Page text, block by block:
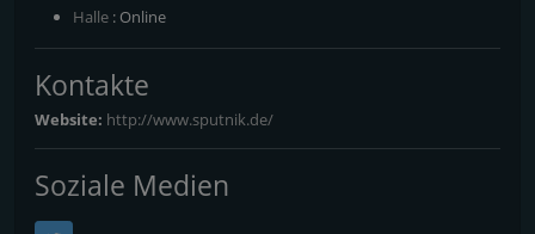
Halle : Online
Kontakte
Website: http://www.sputnik.de/
Soziale Medien